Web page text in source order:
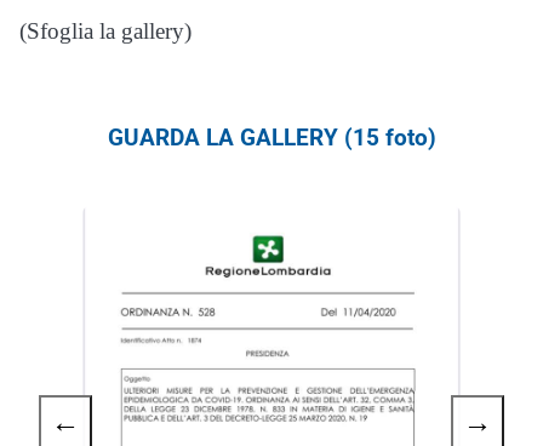
(Sfoglia la gallery)
GUARDA LA GALLERY (15 foto)
← →